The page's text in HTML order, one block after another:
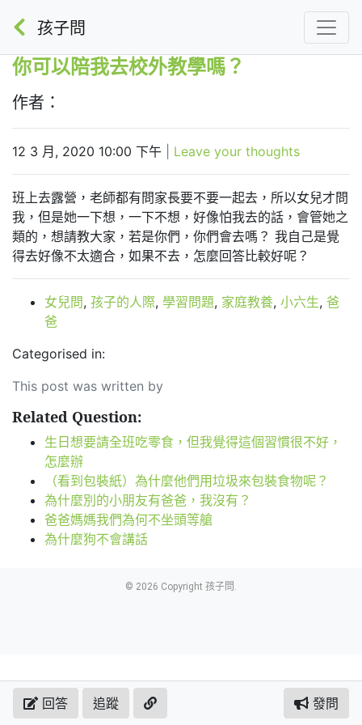
孩子問
你可以陪我去校外教學嗎？
作者：
12 3 月, 2020 10:00 下午 Leave your thoughts
班上去露營，老師都有問家長要不要一起去，所以女兒才問
我，但是她一下想，一下不想，好像怕我去的話，會管她之
類的，想請教大家，若是你們，你們會去嗎？ 我自己是覺
得去好像不太適合，如果不去，怎麼回答比較好呢？
女兒問, 孩子的人際, 學習問題, 家庭教養, 小六生, 爸
爸
Categorised in:
This post was written by
Related Question:
生日想要請全班吃零食，但我覺得這個習慣很不好，
怎麼辦
（看到包裝紙）為什麼他們用垃圾來包裝食物呢？
為什麼別的小朋友有爸爸，我沒有？
爸爸媽媽我們為何不坐頭等艙
為什麼狗不會講話
© 2026 Copyright 孩子問.
回答 追蹤 發問